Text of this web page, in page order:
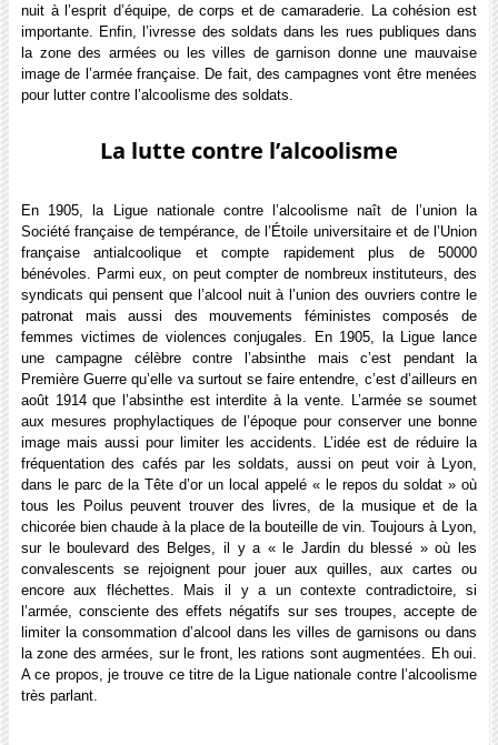
nuit à l’esprit d’équipe, de corps et de camaraderie. La cohésion est
importante. Enfin, l’ivresse des soldats dans les rues publiques dans
la zone des armées ou les villes de garnison donne une mauvaise
image de l’armée française. De fait, des campagnes vont être menées
pour lutter contre l’alcoolisme des soldats.
La lutte contre l’alcoolisme
En 1905, la Ligue nationale contre l’alcoolisme naît de l’union la
Société française de tempérance, de l’Étoile universitaire et de l’Union
française antialcoolique et compte rapidement plus de 50000
bénévoles. Parmi eux, on peut compter de nombreux instituteurs, des
syndicats qui pensent que l’alcool nuit à l’union des ouvriers contre le
patronat mais aussi des mouvements féministes composés de
femmes victimes de violences conjugales. En 1905, la Ligue lance
une campagne célèbre contre l’absinthe mais c’est pendant la
Première Guerre qu’elle va surtout se faire entendre, c’est d’ailleurs en
août 1914 que l’absinthe est interdite à la vente. L’armée se soumet
aux mesures prophylactiques de l’époque pour conserver une bonne
image mais aussi pour limiter les accidents. L’idée est de réduire la
fréquentation des cafés par les soldats, aussi on peut voir à Lyon,
dans le parc de la Tête d’or un local appelé « le repos du soldat » où
tous les Poilus peuvent trouver des livres, de la musique et de la
chicorée bien chaude à la place de la bouteille de vin. Toujours à Lyon,
sur le boulevard des Belges, il y a « le Jardin du blessé » où les
convalescents se rejoignent pour jouer aux quilles, aux cartes ou
encore aux fléchettes. Mais il y a un contexte contradictoire, si
l’armée, consciente des effets négatifs sur ses troupes, accepte de
limiter la consommation d’alcool dans les villes de garnisons ou dans
la zone des armées, sur le front, les rations sont augmentées. Eh oui.
A ce propos, je trouve ce titre de la Ligue nationale contre l’alcoolisme
très parlant.